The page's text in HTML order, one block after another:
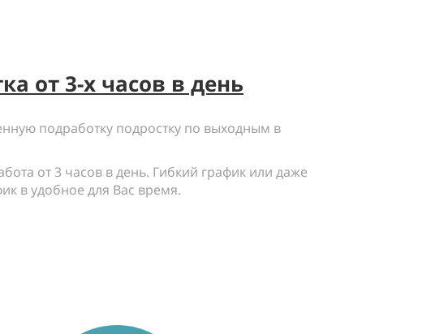
от 3-х часов в день
подработку подростку по выходным в
от 3 часов в день. Гибкий график или даже
в удобное для Вас время.